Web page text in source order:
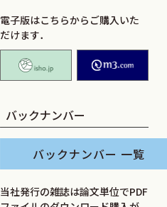
電子版はこちらからご購入いた
だけます．
isho.jp
バックナンバー
バックナンバー 一覧
当社発行の雑誌は論文単位でPDF